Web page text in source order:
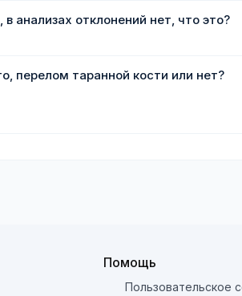
в анализах отклонений нет, что это?
перелом таранной кости или нет?
Помощь
Пользовательское